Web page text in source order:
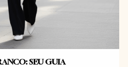
SEU GUIA